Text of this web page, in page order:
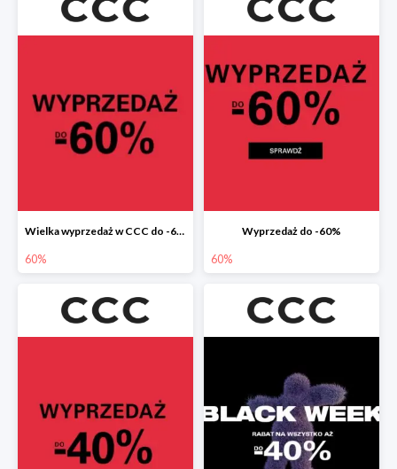
Wielka wyprzedaż w CCC do -60%
60%
Wyprzedaż do -60%
60%